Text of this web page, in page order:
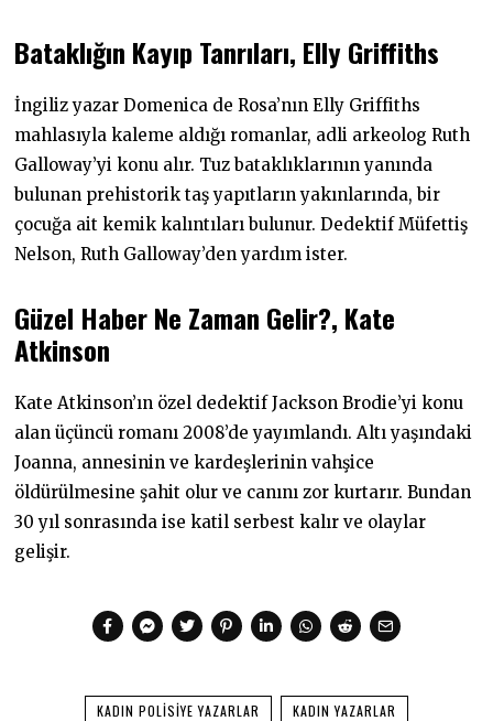
Bataklığın Kayıp Tanrıları, Elly Griffiths
İngiliz yazar Domenica de Rosa’nın Elly Griffiths
mahlasıyla kaleme aldığı romanlar, adli arkeolog Ruth
Galloway’yi konu alır. Tuz bataklıklarının yanında
bulunan prehistorik taş yapıtların yakınlarında, bir
çocuğa ait kemik kalıntıları bulunur. Dedektif Müfettiş
Nelson, Ruth Galloway’den yardım ister.
Güzel Haber Ne Zaman Gelir?, Kate
Atkinson
Kate Atkinson’ın özel dedektif Jackson Brodie’yi konu
alan üçüncü romanı 2008’de yayımlandı. Altı yaşındaki
Joanna, annesinin ve kardeşlerinin vahşice
öldürülmesine şahit olur ve canını zor kurtarır. Bundan
30 yıl sonrasında ise katil serbest kalır ve olaylar
gelişir.
KADIN POLISIYE YAZARLAR
KADIN YAZARLAR